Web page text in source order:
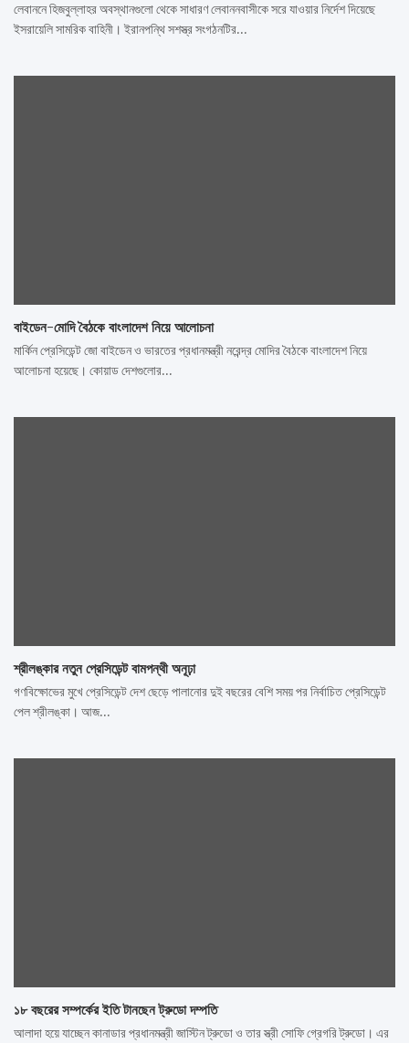
লেবাননে হিজবুল্লাহর অবস্থানগুলো থেকে সাধারণ লেবাননবাসীকে সরে যাওয়ার নির্দেশ দিয়েছে
ইসরায়েলি সামরিক বাহিনী। ইরানপন্থি সশস্ত্র সংগঠনটির…
বাইডেন-মোদি বৈঠকে বাংলাদেশ নিয়ে আলোচনা
মার্কিন প্রেসিডেন্ট জো বাইডেন ও ভারতের প্রধানমন্ত্রী নরেন্দ্র মোদির বৈঠকে বাংলাদেশ নিয়ে
আলোচনা হয়েছে। কোয়াড দেশগুলোর…
শ্রীলঙ্কার নতুন প্রেসিডেন্ট বামপন্থী অনূঢ়া
গণবিক্ষোভের মুখে প্রেসিডেন্ট দেশ ছেড়ে পালানোর দুই বছরের বেশি সময় পর নির্বাচিত প্রেসিডেন্ট
পেল শ্রীলঙ্কা। আজ…
১৮ বছরের সম্পর্কের ইতি টানছেন ট্রুডো দম্পতি
আলাদা হয়ে যাচ্ছেন কানাডার প্রধানমন্ত্রী জাস্টিন ট্রুডো ও তার স্ত্রী সোফি গ্রেগরি ট্রুডো। এর